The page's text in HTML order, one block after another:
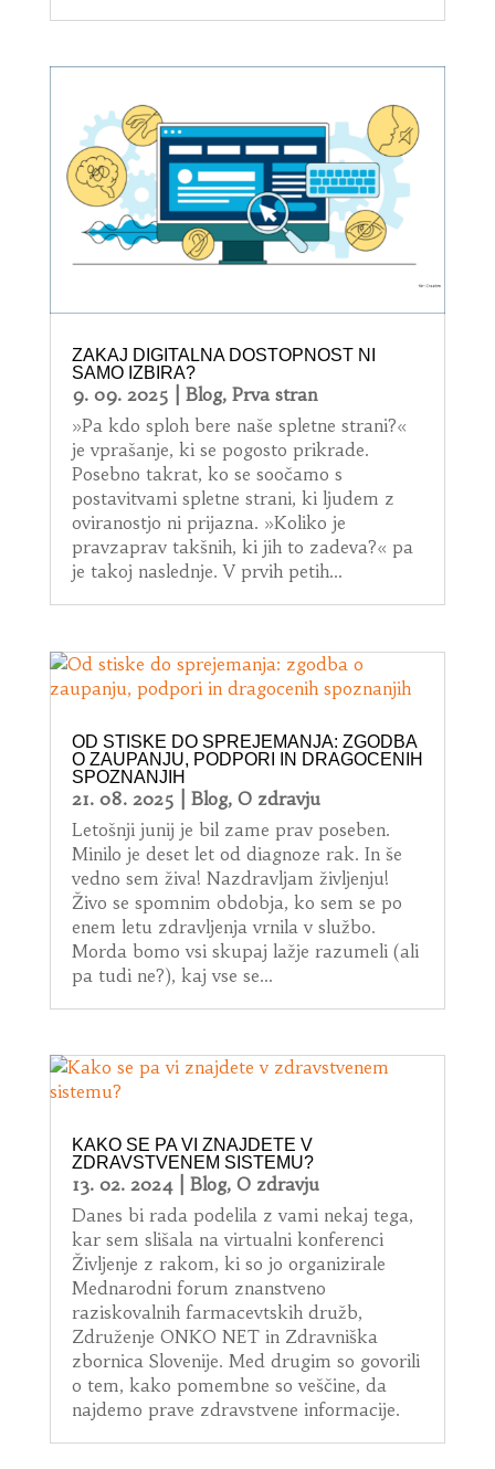
ZAKAJ DIGITALNA DOSTOPNOST NI
SAMO IZBIRA?
9. 09. 2025 Blog, Prva stran
»Pa kdo sploh bere naše spletne strani?«
je vprašanje, ki se pogosto prikrade.
Posebno takrat, ko se soočamo s
postavitvami spletne strani, ki ljudem z
oviranostjo ni prijazna. »Koliko je
pravzaprav takšnih, ki jih to zadeva?« pa
je takoj naslednje. V prvih petih...
OD STISKE DO SPREJEMANJA: ZGODBA
O ZAUPANJU, PODPORI IN DRAGOCENIH
SPOZNANJIH
21. 08. 2025 Blog, O zdravju
Letošnji junij je bil zame prav poseben.
Minilo je deset let od diagnoze rak. In še
vedno sem živa! Nazdravljam življenju!
Živo se spomnim obdobja, ko sem se po
enem letu zdravljenja vrnila v službo.
Morda bomo vsi skupaj lažje razumeli (ali
pa tudi ne?), kaj vse se...
KAKO SE PA VI ZNAJDETE V
ZDRAVSTVENEM SISTEMU?
13. 02. 2024| Blog, O zdravju
Danes bi rada podelila z vami nekaj tega,
kar sem slišala na virtualni konferenci
Življenje z rakom, ki so jo organizirale
Mednarodni forum znanstveno
raziskovalnih farmacevtskih družb,
Združenje ONKO NET in Zdravniška
zbornica Slovenije. Med drugim so govorili
o tem, kako pomembne so veščine, da
najdemo prave zdravstvene informacije.